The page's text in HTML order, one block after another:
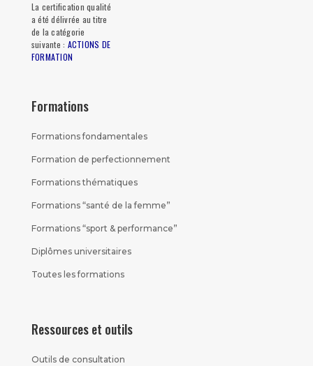
La certification qualité
a été délivrée au titre
de la catégorie
suivante : ACTIONS DE
FORMATION
Formations
Formations fondamentales
Formation de perfectionnement
Formations thématiques
Formations “santé de la femme”
Formations “sport & performance”
Diplômes universitaires
Toutes les formations
Ressources et outils
Outils de consultation